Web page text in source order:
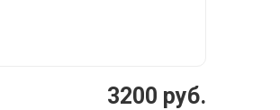
3200 руб.